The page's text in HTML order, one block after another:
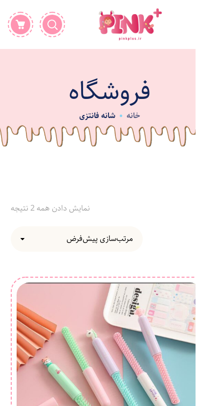
فروشگاه
خانه شانه فانتزی
نمایش دادن همه 2 نتیجه